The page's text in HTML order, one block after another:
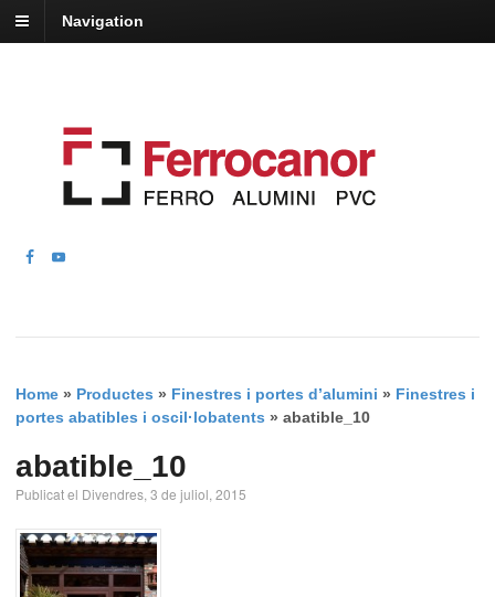
Navigation
Home » Productes » Finestres i portes d’alumini » Finestres i
portes abatibles i oscil·lobatents » abatible_10
abatible_10
Publicat el Divendres, 3 de juliol, 2015